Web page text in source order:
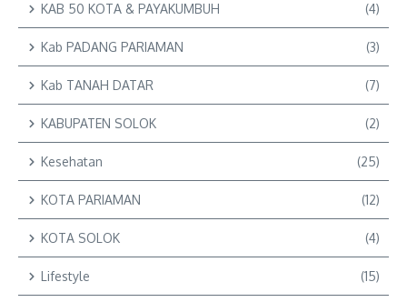
KAB 50 KOTA & PAYAKUMBUH (4)
Kab PADANG PARIAMAN (3)
Kab TANAH DATAR (7)
KABUPATEN SOLOK (2)
Kesehatan (25)
KOTA PARIAMAN (12)
KOTA SOLOK (4)
Lifestyle (15)